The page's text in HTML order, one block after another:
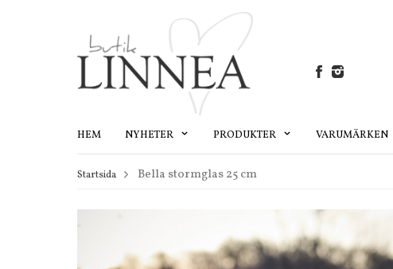
HEM NYHETER PRODUKTER VARUMÄRKEN
Startsida Bella stormglas 25 cm